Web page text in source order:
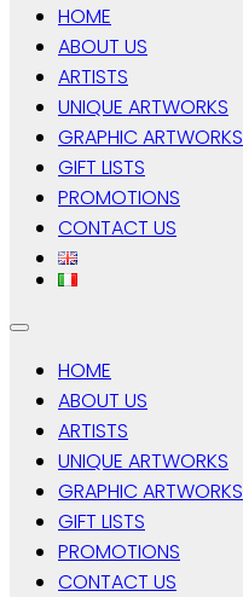
HOME
ABOUT US
ARTISTS
UNIQUE ARTWORKS
GRAPHIC ARTWORKS
GIFT LISTS
PROMOTIONS
CONTACT US
HOME
ABOUT US
ARTISTS
UNIQUE ARTWORKS
GRAPHIC ARTWORKS
GIFT LISTS
PROMOTIONS
CONTACT US